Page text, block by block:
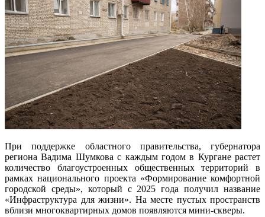
При поддержке областного правительства, губернатора
региона Вадима Шумкова с каждым годом в Кургане растет
количество благоустроенных общественных территорий в
рамках национального проекта «Формирование комфортной
городской среды», который с 2025 года получил название
«Инфраструктура для жизни». На месте пустых пространств
вблизи многоквартирных домов появляются мини-скверы.